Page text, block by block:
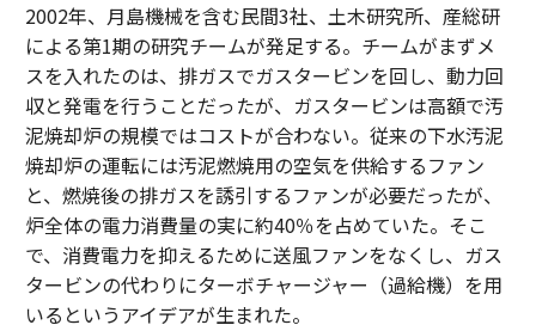
2002年、月島機械を含む民間3社、土木研究所、産総研
による第1期の研究チームが発足する。チームがまずメ
スを入れたのは、排ガスでガスタービンを回し、動力回
収と発電を行うことだったが、ガスタービンは高額で汚
泥焼却炉の規模ではコストが合わない。従来の下水汚泥
焼却炉の運転には汚泥燃焼用の空気を供給するファン
と、燃焼後の排ガスを誘引するファンが必要だったが、
炉全体の電力消費量の実に約40％を占めていた。そこ
で、消費電力を抑えるために送風ファンをなくし、ガス
タービンの代わりにターボチャージャー（過給機）を用
いるというアイデアが生まれた。